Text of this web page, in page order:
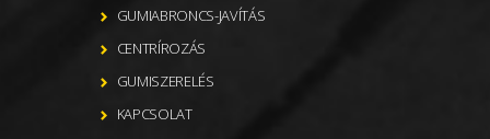
GUMIABRONCS-JAVÍTÁS
CENTRÍROZÁS
GUMISZERELÉS
KAPCSOLAT